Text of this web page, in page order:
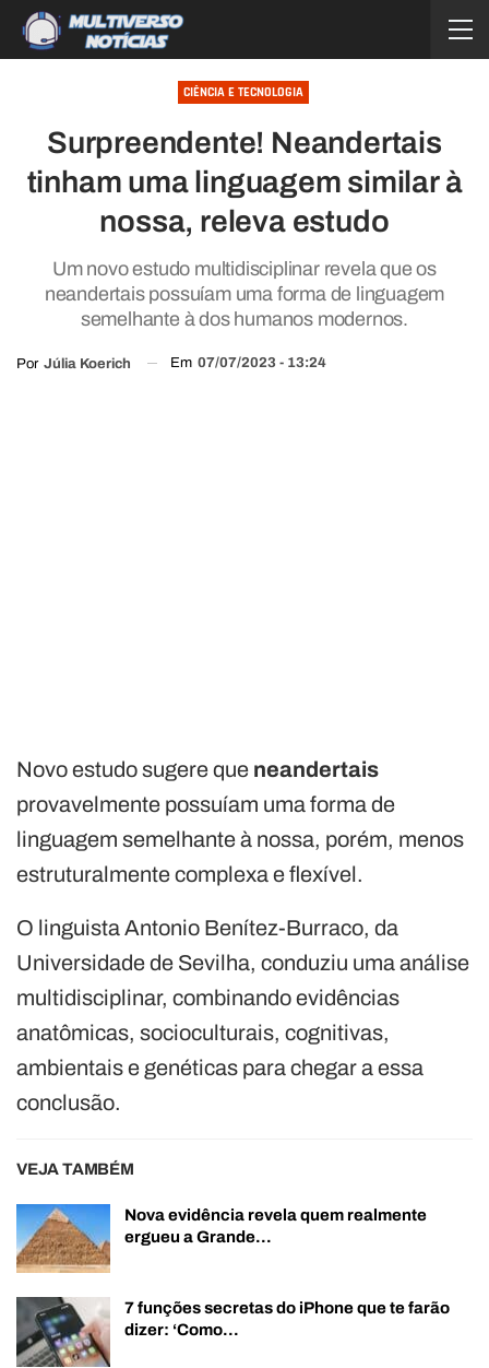
CIÊNCIA E TECNOLOGIA
Surpreendente! Neandertais
tinham uma linguagem similar à
nossa, releva estudo
Um novo estudo multidisciplinar revela que os
neandertais possuíam uma forma de linguagem
semelhante à dos humanos modernos.
Por Júlia Koerich Em 07/07/2023 - 13:24
Novo estudo sugere que neandertais
provavelmente possuíam uma forma de
linguagem semelhante à nossa, porém, menos
estruturalmente complexa e flexível.
O linguista Antonio Benítez-Burraco, da
Universidade de Sevilha, conduziu uma análise
multidisciplinar, combinando evidências
anatômicas, socioculturais, cognitivas,
ambientais e genéticas para chegar a essa
conclusão.
VEJA TAMBÉM
Nova evidência revela quem realmente
ergueu a Grande…
7 funções secretas do iPhone que te farão
dizer: ‘Como…